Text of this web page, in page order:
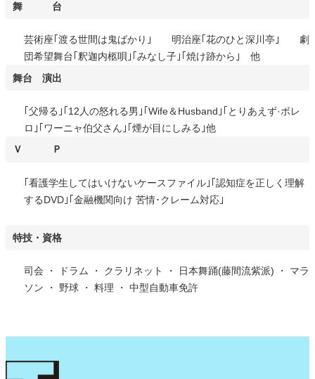
舞 台
芸術座｢渡る世間は鬼ばかり｣ 明治座｢花のひと深川亭｣ 劇
団希望舞台｢釈迦内柩唄｣｢みなし子｣｢焼け跡から｣ 他
舞台 演出
｢父帰る｣｢12人の怒れる男｣｢Wife＆Husband｣｢とりあえず·ボレ
ロ｣｢ワーニャ伯父さん｣｢煙が目にしみる｣他
Ｖ Ｐ
｢看護学生してはいけないケースファイル｣｢認知症を正しく理解
するDVD｣｢金融機関向け 苦情･クレーム対応｣
特技・資格
司会 ・ ドラム ・ クラリネット ・ 日本舞踊(藤間流紫派) ・ マラ
ソン ・ 野球 ・ 料理 ・ 中型自動車免許